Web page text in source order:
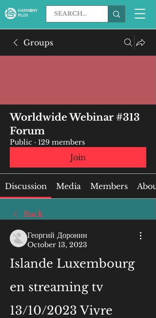
Groups
Worldwide Webinar #313
Forum
Public · 129 members
Join
Discussion Media Members About
Back
Георгий Доронин
October 13, 2023
Islande Luxembourg
en streaming tv
13/10/2023 Vivre